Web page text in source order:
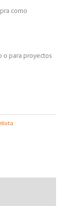
como
o para proyectos